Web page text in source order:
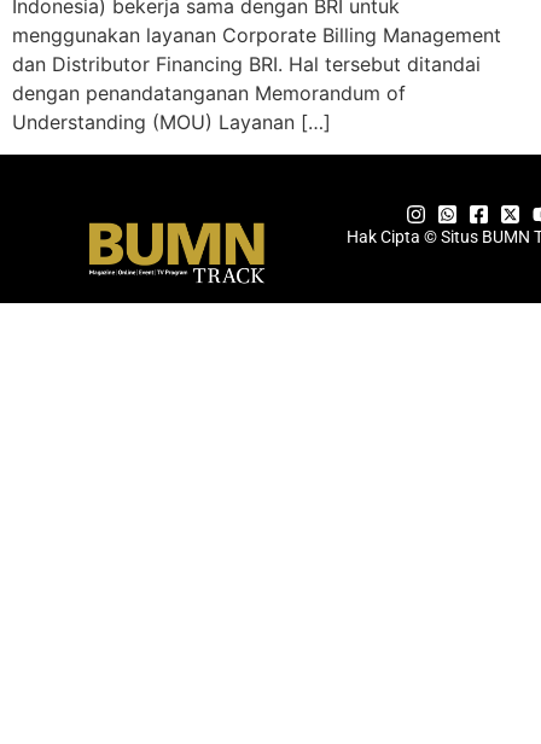
Indonesia) bekerja sama dengan BRI untuk
menggunakan layanan Corporate Billing Management
dan Distributor Financing BRI. Hal tersebut ditandai
dengan penandatanganan Memorandum of
Understanding (MOU) Layanan […]
Hak Cipta © Situs BUMN